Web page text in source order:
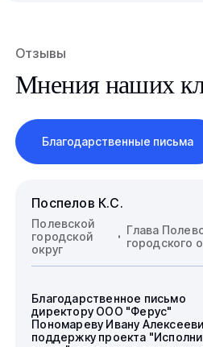
Отзывы
Мнения наших
Благодарственные письма
Поспелов К.С.
Полевской
городской
округ
Глава
городского
Благодарственное письмо
директору ООО "Ферус"
Пономареву Ивану
поддержку проекта "Исполни